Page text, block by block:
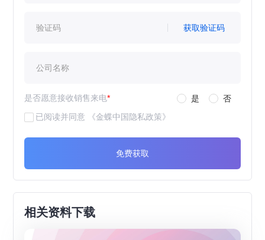
获取验证码
是否愿意接收销售来电* 是
否
已阅读并同意
《金蝶中国隐私政策》
免费获取
相关资料下载